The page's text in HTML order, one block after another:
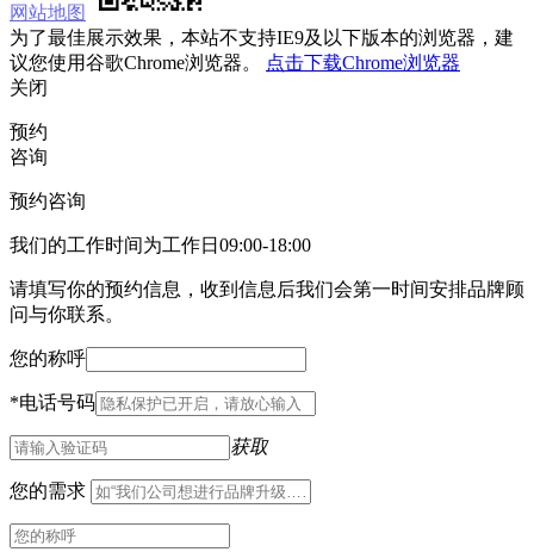
网站地图
为了最佳展示效果，本站不支持IE9及以下版本的浏览器，建
议您使用谷歌Chrome浏览器。
点击下载Chrome浏览器
关闭
预约
咨询
预约咨询
我们的工作时间为工作日09:00-18:00
请填写你的预约信息，收到信息后我们会第一时间安排品牌顾
问与你联系。
您的称呼
*电话号码
获取
您的需求